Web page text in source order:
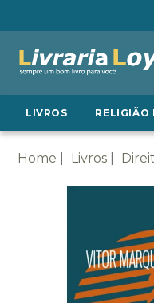
LIVROS RELIGIÃO
Home Livros